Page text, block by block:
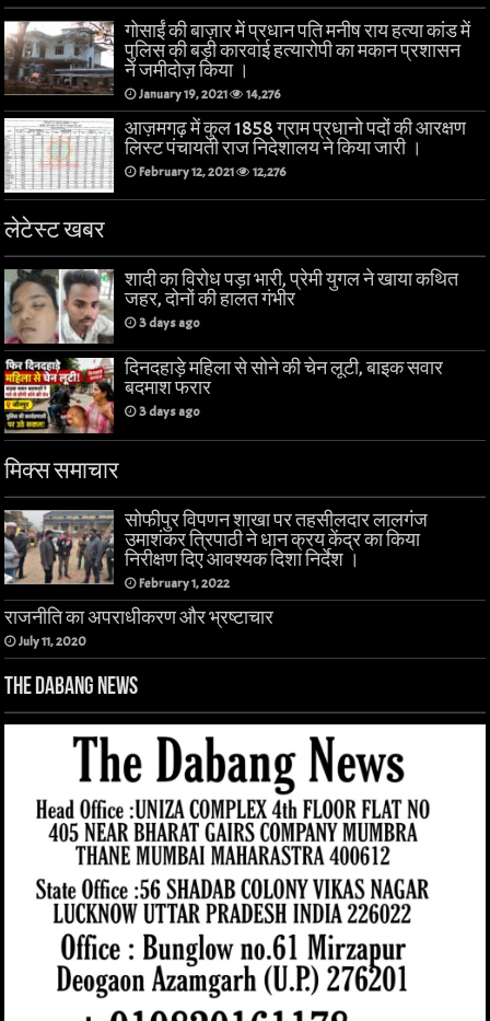
गोसाईं की बाज़ार में प्रधान पति मनीष राय हत्या कांड में
पुलिस की बड़ी कारवाई हत्यारोपी का मकान प्रशासन
ने जमीदोज़ किया ।
January 19, 2021 14,276
आज़मगढ़ में कुल 1858 ग्राम प्रधानो पदों की आरक्षण
लिस्ट पंचायती राज निदेशालय ने किया जारी ।
February 12, 2021 12,276
लेटेस्ट खबर
शादी का विरोध पड़ा भारी, प्रेमी युगल ने खाया कथित
जहर, दोनों की हालत गंभीर
3 days ago
दिनदहाड़े महिला से सोने की चेन लूटी, बाइक सवार
बदमाश फरार
3 days ago
मिक्स समाचार
सोफीपुर विपणन शाखा पर तहसीलदार लालगंज
उमाशंकर त्रिपाठी ने धान क्रय केंद्र का किया
निरीक्षण दिए आवश्यक दिशा निर्देश ।
February 1, 2022
राजनीति का अपराधीकरण और भ्रष्टाचार
July 11, 2020
The Dabang News